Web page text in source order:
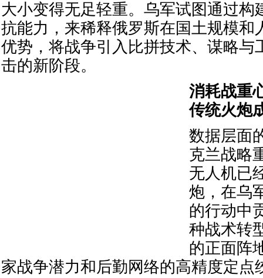
大小变得无足轻重。乌军试图通过构
抗能力，来稀释俄罗斯在国土规模和
优势，将战争引入比拼技术、谋略与
击的新阶段。
消耗战重
传统火炮
数据层面
克兰战略
无人机已
炮，在乌
的行动中
种战术转
的正面阵
家战争潜力和后勤网络的高精度定点